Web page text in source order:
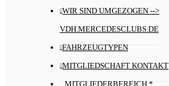
WIR SIND UMGEZOGEN -->
VDH.MERCEDESCLUBS.DE
FAHRZEUGTYPEN
MITGLIEDSCHAFT KONTAKT
MITGLIEDERBEREICH *